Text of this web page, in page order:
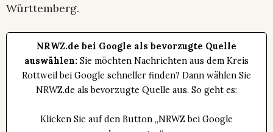
Württemberg.
NRWZ.de bei Google als bevorzugte Quelle
auswählen: Sie möchten Nachrichten aus dem Kreis
Rottweil bei Google schneller finden? Dann wählen Sie
NRWZ.de als bevorzugte Quelle aus. So geht es:
Klicken Sie auf den Button „NRWZ bei Google